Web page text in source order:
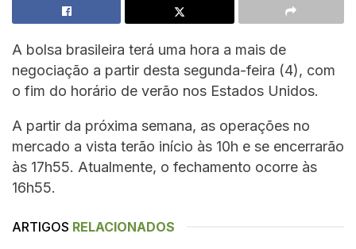
A bolsa brasileira terá uma hora a mais de
negociação a partir desta segunda-feira (4), com
o fim do horário de verão nos Estados Unidos.
A partir da próxima semana, as operações no
mercado a vista terão início às 10h e se encerrarão
às 17h55. Atualmente, o fechamento ocorre às
16h55.
ARTIGOS RELACIONADOS